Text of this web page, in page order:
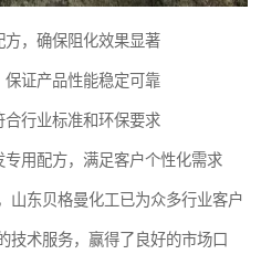
，确保阻化效果显著
证产品性能稳定可靠
行业标准和环保要求
用配方，满足客户个性化需求
山东贝格曼化工已为众多行业客户
技术服务，赢得了良好的市场口